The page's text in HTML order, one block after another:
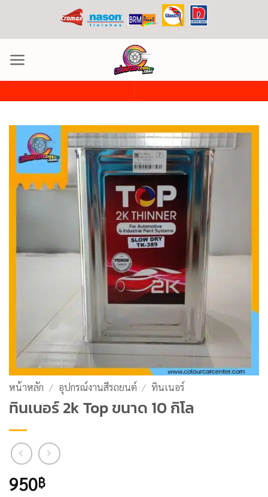
เนื้อหา
หน้าหลัก / อุปกรณ์งานสีรถยนต์ / ทินเนอร์
ทินเนอร์ 2k Top ขนาด 10 กิโล
950฿